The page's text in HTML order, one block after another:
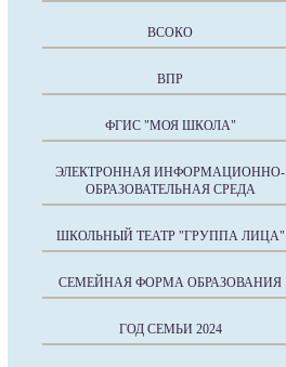
ВСОКО
ВПР
ФГИС "МОЯ ШКОЛА"
ЭЛЕКТРОННАЯ ИНФОРМАЦИОННО-
ОБРАЗОВАТЕЛЬНАЯ СРЕДА
ШКОЛЬНЫЙ ТЕАТР "ГРУППА ЛИЦА"
СЕМЕЙНАЯ ФОРМА ОБРАЗОВАНИЯ
ГОД СЕМЬИ 2024